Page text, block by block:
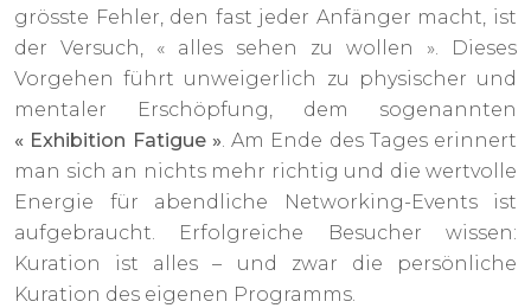
grösste Fehler, den fast jeder Anfänger macht, ist
der Versuch, « alles sehen zu wollen ». Dieses
Vorgehen führt unweigerlich zu physischer und
mentaler Erschöpfung, dem sogenannten
« Exhibition Fatigue ». Am Ende des Tages erinnert
man sich an nichts mehr richtig und die wertvolle
Energie für abendliche Networking-Events ist
aufgebraucht. Erfolgreiche Besucher wissen:
Kuration ist alles – und zwar die persönliche
Kuration des eigenen Programms.